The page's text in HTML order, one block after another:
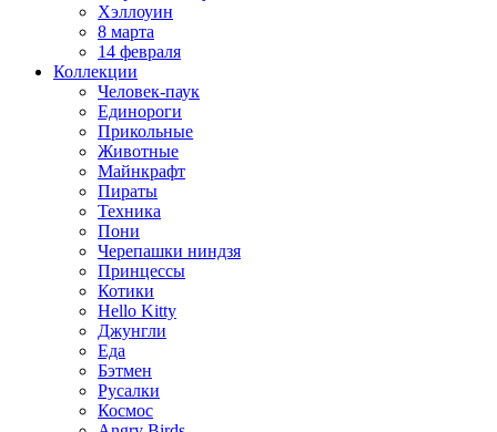
Хэллоуин
8 марта
14 февраля
Коллекции
Человек-паук
Единороги
Прикольные
Животные
Майнкрафт
Пираты
Техника
Пони
Черепашки ниндзя
Принцессы
Котики
Hello Kitty
Джунгли
Еда
Бэтмен
Русалки
Космос